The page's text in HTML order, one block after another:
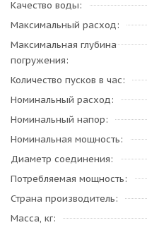
Качество воды
Максимальный расход
Максимальная глубина
погружения
Количество пусков в час
Номинальный расход
Номинальный напор
Номинальная мощность
Диаметр соединения
Потребляемая мощность
Страна производитель
Масса, кг